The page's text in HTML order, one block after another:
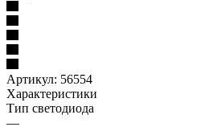
Артикул: 56554
Характеристики
Тип светодиода
—